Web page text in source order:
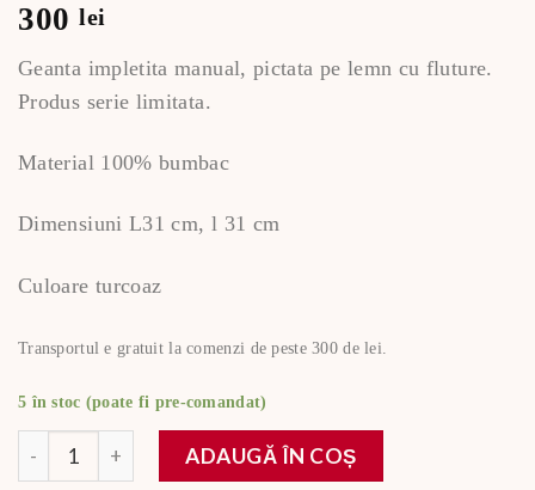
300lei
Geanta impletita manual, pictata pe lemn cu fluture.
Produs serie limitata.
Material 100% bumbac
Dimensiuni L31 cm, l 31 cm
Culoare turcoaz
Transportul e gratuit la comenzi de peste 300 de lei.
5 în stoc (poate fi pre-comandat)
Cantitate ADAUGĂ ÎN COȘ